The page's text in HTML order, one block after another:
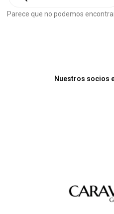
Parece que no podemos
Nuestros socios